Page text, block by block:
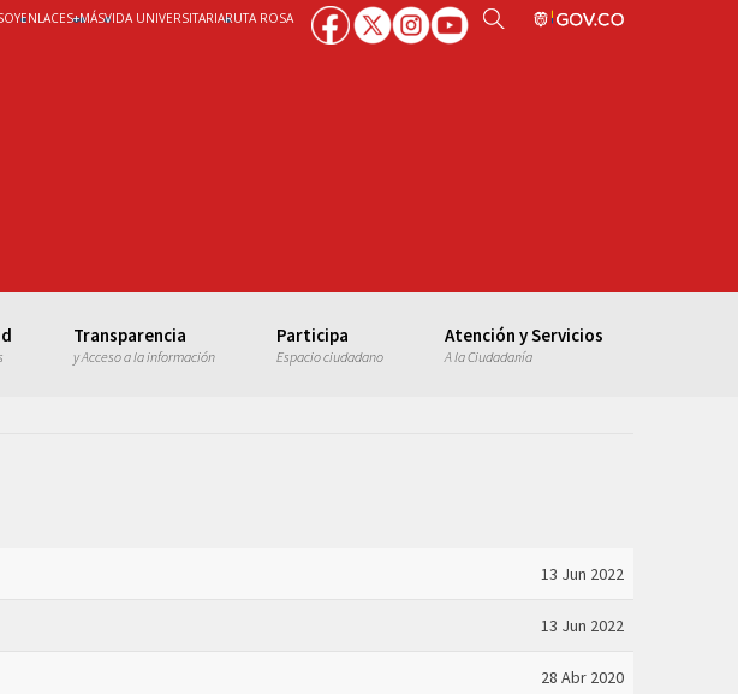
ENLACES+MÁSVIDA UNIVERSITARIARUTA ROSA
Transparencia
y Acceso a la información
Participa
Espacio ciudadano
Atención y Servicios
A la Ciudadanía
13 Jun 2022
13 Jun 2022
28 Abr 2020